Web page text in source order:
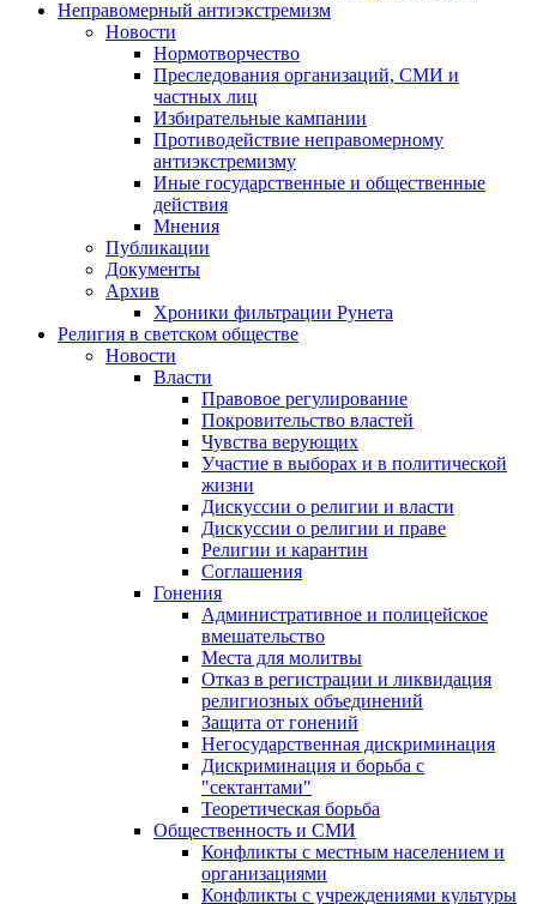
Неправомерный антиэкстремизм
Новости
Нормотворчество
Преследования организаций, СМИ и
частных лиц
Избирательные кампании
Противодействие неправомерному
антиэкстремизму
Иные государственные и общественные
действия
Мнения
Публикации
Документы
Архив
Хроники фильтрации Рунета
Религия в светском обществе
Новости
Власти
Правовое регулирование
Покровительство властей
Чувства верующих
Участие в выборах и в политической
жизни
Дискуссии о религии и власти
Дискуссии о религии и праве
Религии и карантин
Соглашения
Гонения
Административное и полицейское
вмешательство
Места для молитвы
Отказ в регистрации и ликвидация
религиозных объединений
Защита от гонений
Негосударственная дискриминация
Дискриминация и борьба с
"сектантами"
Теоретическая борьба
Общественность и СМИ
Конфликты с местным населением и
организациями
Конфликты с учреждениями культуры